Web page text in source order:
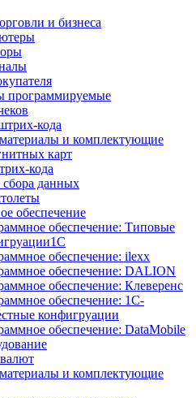
и бизнеса
программируемые
кода
и комплектующие
карт
кода
данных
обеспечение
обеспечение: Типовые
обеспечение: ilexx
обеспечение: DALION
обеспечение: Клеверенс
обеспечение: 1С-
конфигруации
обеспечение: DataMobile
и комплектующие